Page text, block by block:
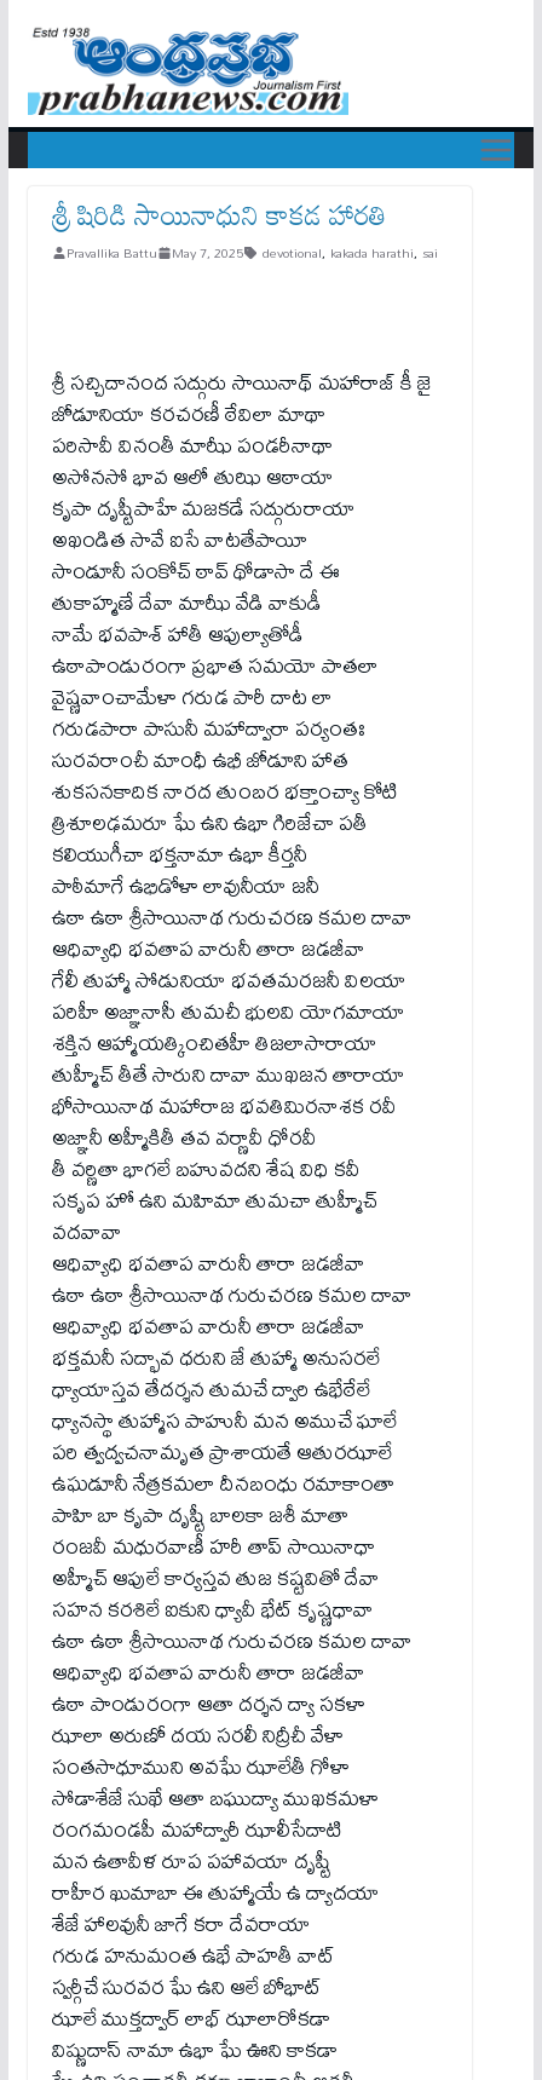
శ్రీ షిరిడి సాయినాధుని కాకడ హారతి
Pravallika Battu May 7, 2025 devotional, kakada harathi, sai
శ్రీ సచ్చిదానంద సద్గురు సాయినాథ్ మహారాజ్ కీ జై
జోడూనియా కరచరణీ ఠేవిలా మాథా
పరిసావీ వినంతీ మాఝీ పండరీనాథా
అసోనసో భావ ఆలో తుఝి ఆఠాయా
కృపా దృష్టీపాహే మజకడే సద్గురురాయా
అఖండిత సావే ఐసే వాటతేపాయీ
సాండూనీ సంకోచ్ ఠావ్ థోడాసా దే ఈ
తుకాహ్మణే దేవా మాఝీ వేడి వాకుడీ
నామే భవపాశ్ హాతీ ఆపుల్యాతోడీ
ఉఠాపాండురంగా ప్రభాత సమయో పాతలా
వైష్ణవాంచామేళా గరుడ పారీ దాట లా
గరుడపారా పాసునీ మహాద్వారా పర్యంతః
సురవరాంచీ మాంధీ ఉభీ జోడూని హాత
శుకసనకాదిక నారద తుంబర భక్తాంచ్యా కోటి
త్రిశూలఢమరూ ఘే ఉని ఉభా గిరిజేచా పతీ
కలియుగీచా భక్తనామా ఉభా కీర్తనీ
పాఠీమాగే ఉభిడోళా లావునీయా జనీ
ఉఠా ఉఠా శ్రీసాయినాథ గురుచరణ కమల దావా
ఆధివ్యాధి భవతాప వారునీ తారా జడజీవా
గేలీ తుహ్మా సోడునియా భవతమరజనీ విలయా
పరిహీ అజ్ఞానాసీ తుమచీ భులవి యోగమాయా
శక్తిన ఆహ్మాయత్కించితహీ తిజలాసారాయా
తుహ్మీచ్ తీతే సారుని దావా ముఖజన తారాయా
భోసాయినాథ మహారాజ భవతిమిరనాశక రవీ
అజ్ఞానీ అహ్మీకితీ తవ వర్ణావీ ధోరవీ
తీ వర్ణితా భాగలే బహువదని శేష విధి కవీ
సకృప హో ఉని మహిమా తుమచా తుహ్మీచ్
వదవావా
ఆధివ్యాధి భవతాప వారునీ తారా జడజీవా
ఉఠా ఉఠా శ్రీసాయినాథ గురుచరణ కమల దావా
ఆధివ్యాధి భవతాప వారునీ తారా జడజీవా
భక్తమనీ సద్భావ ధరుని జే తుహ్మా అనుసరలే
ధ్యాయాస్తవ తేదర్శన తుమచే ద్వారి ఉభేఠేలే
ధ్యానస్థా తుహ్మాస పాహునీ మన అముచే ఘాలే
పరి త్వద్వచనామృత ప్రాశాయతే ఆతురఝాలే
ఉఘడూనీ నేత్రకమలా దీనబంధు రమాకాంతా
పాహి బా కృపా దృష్టీ బాలకా జశీ మాతా
రంజవీ మధురవాణీ హరీ తాప్ సాయినాధా
అహ్మీచ్ ఆపులే కార్యస్తవ తుజ కష్టవితో దేవా
సహన కరశిలే ఐకుని ధ్యావీ భేట్ కృష్ణధావా
ఉఠా ఉఠా శ్రీసాయినాథ గురుచరణ కమల దావా
ఆధివ్యాధి భవతాప వారునీ తారా జడజీవా
ఉఠా పాండురంగా ఆతా దర్శన ద్యా సకళా
ఝాలా అరుణో దయ సరలీ నిద్రీచీ వేళా
సంతసాధూముని అవఘే ఝాలేతీ గోళా
సోడాశేజే సుఖే ఆతా బఘుద్యా ముఖకమళా
రంగమండపీ మహాద్వారీ ఝాలీసేదాటి
మన ఉతావీళ రూప పహావయా దృష్టీ
రాహీర ఖుమాబా ఈ తుహ్మాయే ఉ ద్యాదయా
శేజే హాలవునీ జాగే కరా దేవరాయా
గరుడ హనుమంత ఉభే పాహతీ వాట్
స్వర్గీచే సురవర ఘే ఉని ఆలే బోభాట్
ఝాలే ముక్తద్వార్ లాభ్ ఝాలారోకడా
విష్ణుదాస్ నామా ఉభా ఘే ఊని కాకడా